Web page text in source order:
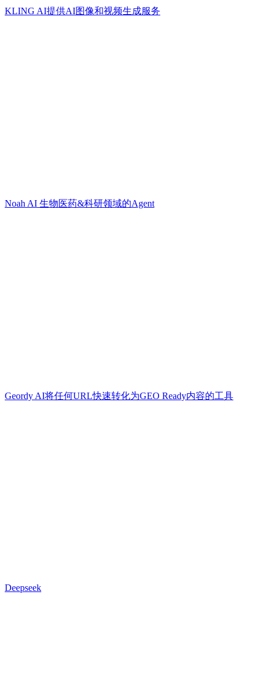
KLING AI提供AI图像和视频生成服务
Noah AI 生物医药&科研领域的Agent
Geordy AI将任何URL快速转化为GEO Ready内容的工具
Deepseek